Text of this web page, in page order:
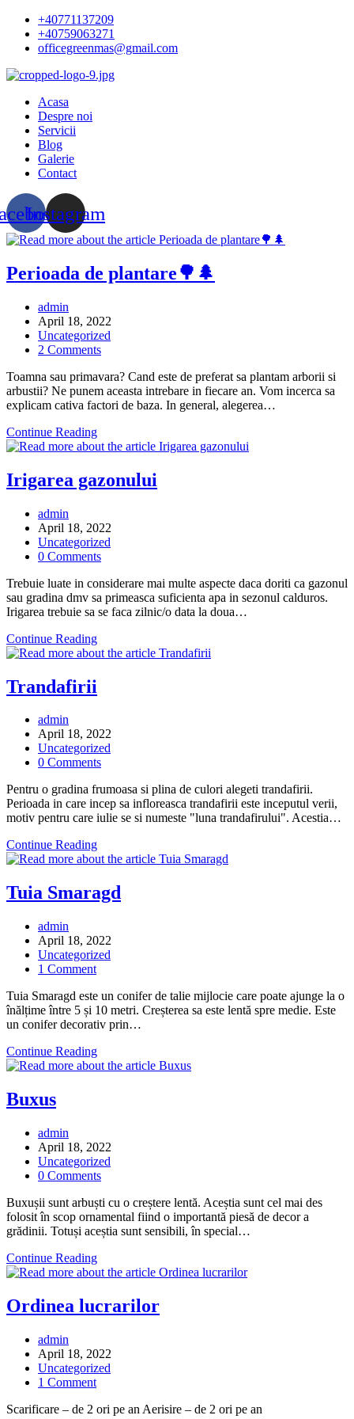
Skip
content
+40771137209
+40759063271
officegreenmas@gmail.com
Acasa
Despre noi
Servicii
Blog
Galerie
Contact
Instagram
Perioada de plantare🌳🌲
Post
author:
admin
Post
published:
April 18, 2022
Post
category:
Uncategorized
Post
2 Comments
Toamna sau primavara? Cand este de preferat sa plantam arborii si
arbustii? Ne punem aceasta intrebare in fiecare an. Vom incerca sa
explicam cativa factori de baza. In general, alegerea…
Continue ReadingPerioada
de
🌲
Irigarea gazonului
Post
author:
admin
Post
published:
April 18, 2022
Post
category:
Uncategorized
Post
0 Comments
Trebuie luate in considerare mai multe aspecte daca doriti ca gazonul
sau gradina dmv sa primeasca suficienta apa in sezonul calduros.
Irigarea trebuie sa se faca zilnic/o data la doua…
Continue ReadingIrigarea
gazonului
Trandafirii
Post
author:
admin
Post
published:
April 18, 2022
Post
category:
Uncategorized
Post
0 Comments
Pentru o gradina frumoasa si plina de culori alegeti trandafirii.
Perioada in care incep sa infloreasca trandafirii este inceputul verii,
motiv pentru care iulie se si numeste "luna trandafirului". Acestia…
Continue ReadingTrandafirii
Tuia Smaragd
Post
author:
admin
Post
published:
April 18, 2022
Post
category:
Uncategorized
Post
1 Comment
Tuia Smaragd este un conifer de talie mijlocie care poate ajunge la o
înălțime între 5 și 10 metri. Creșterea sa este lentă spre medie. Este
un conifer decorativ prin…
Continue ReadingTuia
Smaragd
Buxus
Post
author:
admin
Post
published:
April 18, 2022
Post
category:
Uncategorized
Post
0 Comments
Buxușii sunt arbuști cu o creștere lentă. Aceștia sunt cel mai des
folosit în scop ornamental fiind o importantă piesă de decor a
grădinii. Totuși aceștia sunt sensibili, în special…
Continue ReadingBuxus
Ordinea lucrarilor
Post
author:
admin
Post
published:
April 18, 2022
Post
category:
Uncategorized
Post
1 Comment
Scarificare – de 2 ori pe an Aerisire – de 2 ori pe an